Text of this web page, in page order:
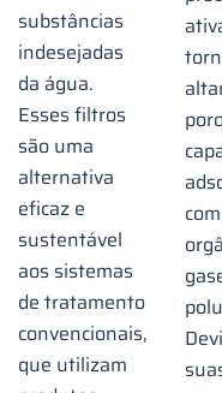
substâncias
indesejadas
da água.
Esses filtros
são uma
alternativa
eficaz e
sustentável
aos sistemas
de tratamento
convencionais,
que utilizam